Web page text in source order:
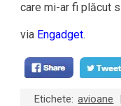
care mi-ar fi plăcut
via Engadget.
Etichete: avioane